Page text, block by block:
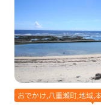
おでかけ,八重瀬町,地域,